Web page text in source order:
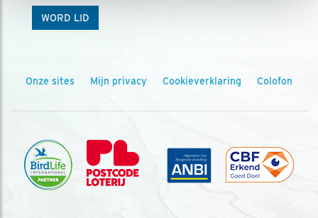
WORD LID
Onze sites Mijn privacy Cookieverklaring Colofon